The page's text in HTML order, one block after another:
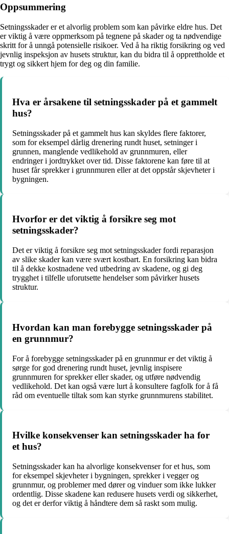
Oppsummering
Setningsskader er et alvorlig problem som kan påvirke eldre hus. Det
er viktig å være oppmerksom på tegnene på skader og ta nødvendige
skritt for å unngå potensielle risikoer. Ved å ha riktig forsikring og ved
jevnlig inspeksjon av husets struktur, kan du bidra til å opprettholde et
trygt og sikkert hjem for deg og din familie.
Hva er årsakene til setningsskader på et gammelt
hus?
Setningsskader på et gammelt hus kan skyldes flere faktorer,
som for eksempel dårlig drenering rundt huset, setninger i
grunnen, manglende vedlikehold av grunnmuren, eller
endringer i jordtrykket over tid. Disse faktorene kan føre til at
huset får sprekker i grunnmuren eller at det oppstår skjevheter i
bygningen.
Hvorfor er det viktig å forsikre seg mot
setningsskader?
Det er viktig å forsikre seg mot setningsskader fordi reparasjon
av slike skader kan være svært kostbart. En forsikring kan bidra
til å dekke kostnadene ved utbedring av skadene, og gi deg
trygghet i tilfelle uforutsette hendelser som påvirker husets
struktur.
Hvordan kan man forebygge setningsskader på
en grunnmur?
For å forebygge setningsskader på en grunnmur er det viktig å
sørge for god drenering rundt huset, jevnlig inspisere
grunnmuren for sprekker eller skader, og utføre nødvendig
vedlikehold. Det kan også være lurt å konsultere fagfolk for å få
råd om eventuelle tiltak som kan styrke grunnmurens stabilitet.
Hvilke konsekvenser kan setningsskader ha for
et hus?
Setningsskader kan ha alvorlige konsekvenser for et hus, som
for eksempel skjevheter i bygningen, sprekker i vegger og
grunnmur, og problemer med dører og vinduer som ikke lukker
ordentlig. Disse skadene kan redusere husets verdi og sikkerhet,
og det er derfor viktig å håndtere dem så raskt som mulig.